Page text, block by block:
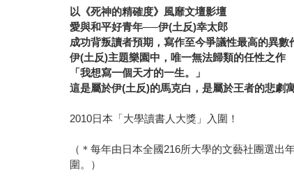
以《死神的精確度》風靡文壇影壇
愛與和平好青年──伊(土反)幸太郎
成功背叛讀者預期，寫作至今爭議性最高的異數
伊(土反)主題樂園中，唯一無法歸類的任性之作
「我想寫一個天才的一生。」
這是屬於伊(土反)的馬克白，是屬於王者的悲劇
2010日本「大學讀書人大獎」入圍！
（＊每年由日本全國216所大學的文藝社團選
圍。）